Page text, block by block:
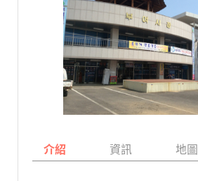
介紹 資訊 地圖